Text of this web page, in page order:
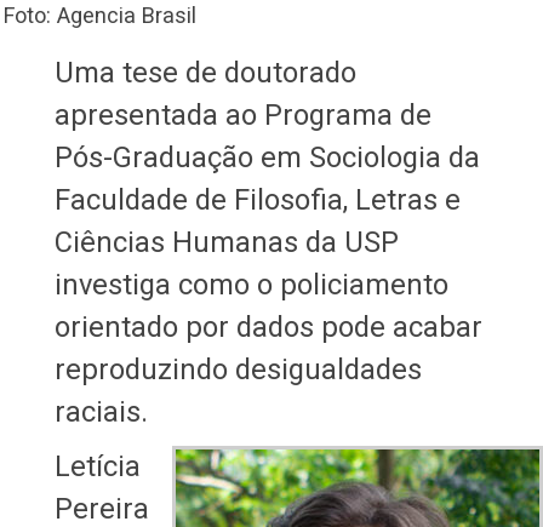
Foto: Agencia Brasil
Uma tese de doutorado
apresentada ao Programa de
Pós-Graduação em Sociologia da
Faculdade de Filosofia, Letras e
Ciências Humanas da USP
investiga como o policiamento
orientado por dados pode acabar
reproduzindo desigualdades
raciais.
Letícia
Pereira